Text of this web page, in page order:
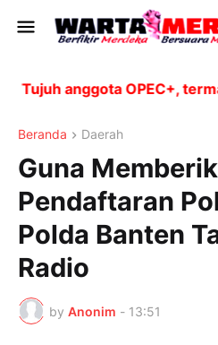
anggota OPEC+,
Beranda Daerah
Guna
Pendaftaran
Polda Banten
Radio
by Anonim - 13:51